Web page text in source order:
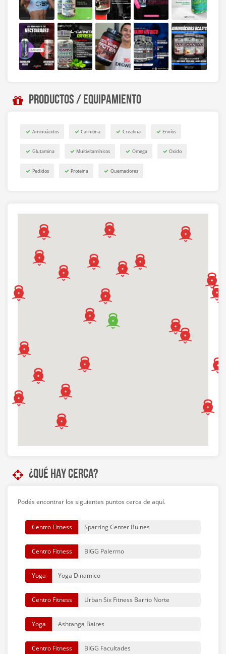
Productos / Equipamiento
Aminoácidos Carnitina Creatina Envíos
Glutamina Multivitamínicos Omega Oxido
Pedidos Proteina Quemadores
¿Qué hay cerca?
Podés encontrar los siguientes puntos cerca de aquí.
Centro Fitness Sparring Center Bulnes
Centro Fitness BIGG Palermo
Yoga Yoga Dinamico
Centro Fitness Urban Six Fitness Barrio Norte
Yoga Ashtanga Baires
Centro Fitness BIGG Facultades